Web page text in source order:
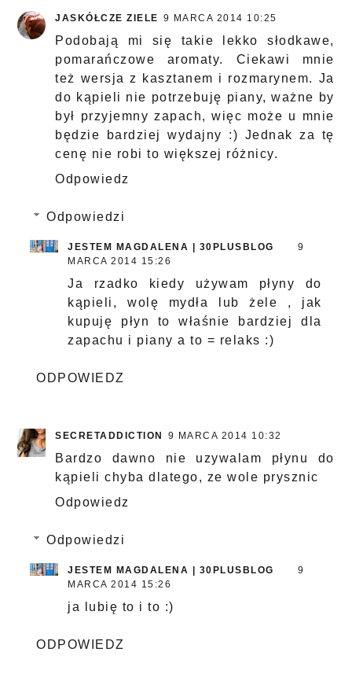
JASKÓŁCZE ZIELE 9 MARCA 2014 10:25
Podobają mi się takie lekko słodkawe,
pomarańczowe aromaty. Ciekawi mnie
też wersja z kasztanem i rozmarynem. Ja
do kąpieli nie potrzebuję piany, ważne by
był przyjemny zapach, więc może u mnie
będzie bardziej wydajny :) Jednak za tę
cenę nie robi to większej różnicy.
Odpowiedz
Odpowiedzi
JESTEM MAGDALENA | 30PLUSBLOG
9
MARCA 2014 15:26
Ja rzadko kiedy używam płyny do
kąpieli, wolę mydła lub żele , jak
kupuję płyn to właśnie bardziej dla
zapachu i piany a to = relaks :)
ODPOWIEDZ
SECRETADDICTION 9 MARCA 2014 10:32
Bardzo dawno nie uzywalam płynu do
kąpieli chyba dlatego, ze wole prysznic
Odpowiedz
Odpowiedzi
JESTEM MAGDALENA | 30PLUSBLOG
9
MARCA 2014 15:26
ja lubię to i to :)
ODPOWIEDZ